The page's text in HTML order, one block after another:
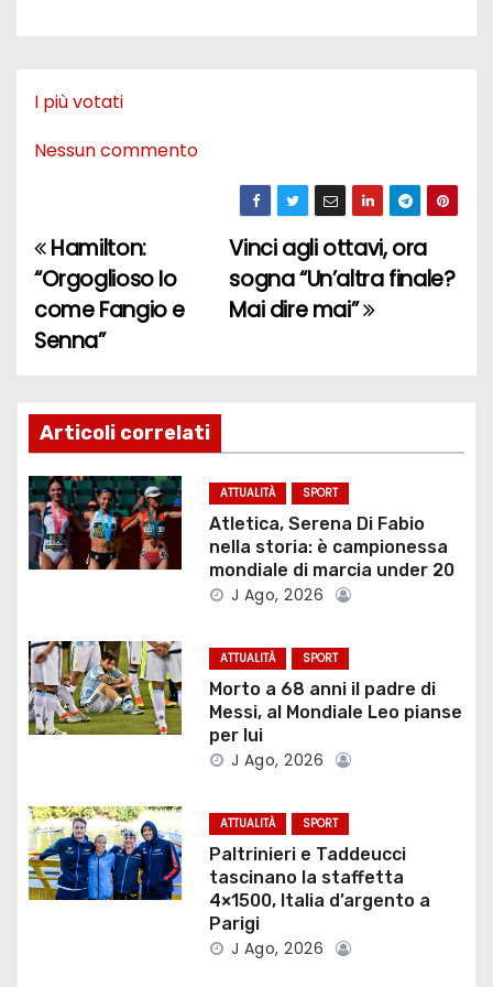
I più votati
Nessun commento
N
a
v
g
a
z
i
n
e
r
t
i
Vinci agli ottavi, ora
sogna “Un’altra finale?
Mai dire mai”
Hamilton:
“Orgoglioso Io
come Fangio e
Senna”
Articoli correlati
ATTUALITÀ SPORT
Atletica, Serena Di Fabio
nella storia: è campionessa
mondiale di marcia under 20
J Ago, 2026
ATTUALITÀ SPORT
Morto a 68 anni il padre di
Messi, al Mondiale Leo pianse
per lui
J Ago, 2026
ATTUALITÀ SPORT
Paltrinieri e Taddeucci
tascinano la staffetta
4×1500, Italia d’argento a
Parigi
J Ago, 2026